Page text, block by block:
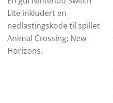
Lite inkludert en
nedlastingskode til spillet
Animal Crossing: New
Horizons.